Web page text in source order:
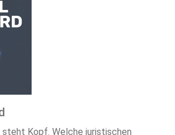
steht Kopf. Welche juristischen